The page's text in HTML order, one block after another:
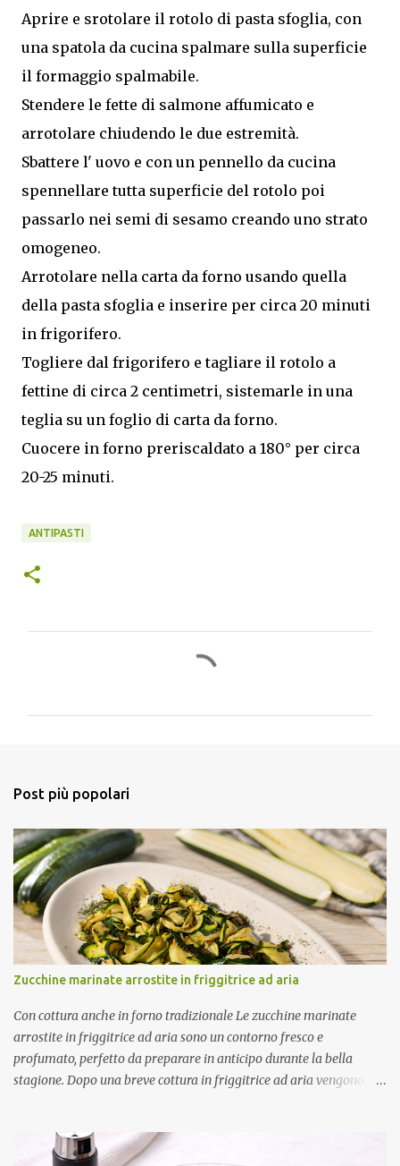
Aprire e srotolare il rotolo di pasta sfoglia, con
una spatola da cucina spalmare sulla superficie
il formaggio spalmabile.
Stendere le fette di salmone affumicato e
arrotolare chiudendo le due estremità.
Sbattere l' uovo e con un pennello da cucina
spennellare tutta superficie del rotolo poi
passarlo nei semi di sesamo creando uno strato
omogeneo.
Arrotolare nella carta da forno usando quella
della pasta sfoglia e inserire per circa 20 minuti
in frigorifero.
Togliere dal frigorifero e tagliare il rotolo a
fettine di circa 2 centimetri, sistemarle in una
teglia su un foglio di carta da forno.
Cuocere in forno preriscaldato a 180° per circa
20-25 minuti.
ANTIPASTI
i
Post più popolari
Zucchine marinate arrostite in friggitrice ad aria
Con cottura anche in forno tradizionale Le zucchine marinate
arrostite in friggitrice ad aria sono un contorno fresco e
profumato, perfetto da preparare in anticipo durante la bella
stagione. Dopo una breve cottura in friggitrice ad aria vengono
frigorifero permette alle zucchine di assorbire tutti gli aromi,